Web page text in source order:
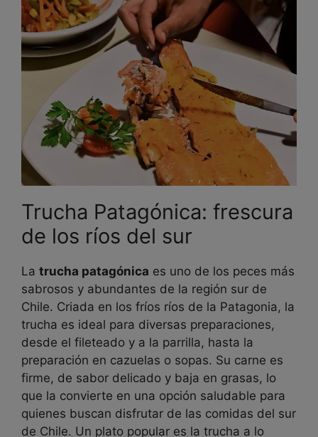
Trucha Patagónica: frescura
de los ríos del sur
La trucha patagónica es uno de los peces más
sabrosos y abundantes de la región sur de
Chile. Criada en los fríos ríos de la Patagonia, la
trucha es ideal para diversas preparaciones,
desde el fileteado y a la parrilla, hasta la
preparación en cazuelas o sopas. Su carne es
firme, de sabor delicado y baja en grasas, lo
que la convierte en una opción saludable para
quienes buscan disfrutar de las comidas del sur
de Chile. Un plato popular es la trucha a lo